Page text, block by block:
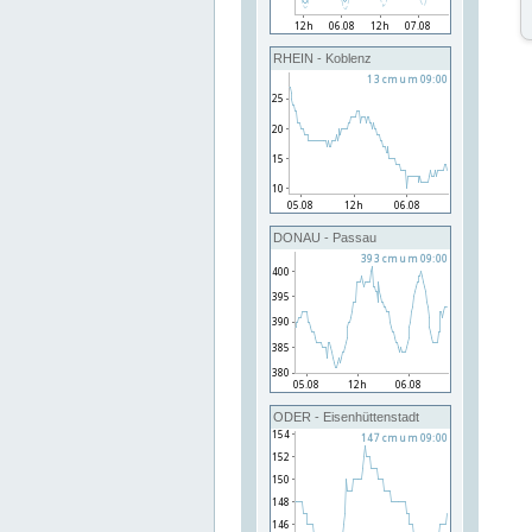
RHEIN - Koblenz
DONAU - Passau
ODER - Eisenhüttenstadt